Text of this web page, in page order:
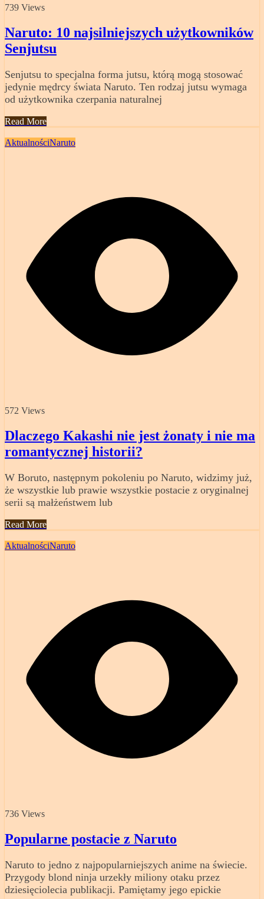
739 Views
Naruto: 10 najsilniejszych użytkowników
Senjutsu
Senjutsu to specjalna forma jutsu, którą mogą stosować
jedynie mędrcy świata Naruto. Ten rodzaj jutsu wymaga
od użytkownika czerpania naturalnej
Read More
AktualnościNaruto
572 Views
Dlaczego Kakashi nie jest żonaty i nie ma
romantycznej historii?
W Boruto, następnym pokoleniu po Naruto, widzimy już,
że wszystkie lub prawie wszystkie postacie z oryginalnej
serii są małżeństwem lub
Read More
AktualnościNaruto
736 Views
Popularne postacie z Naruto
Naruto to jedno z najpopularniejszych anime na świecie.
Przygody blond ninja urzekły miliony otaku przez
dziesięciolecia publikacji. Pamiętamy jego epickie